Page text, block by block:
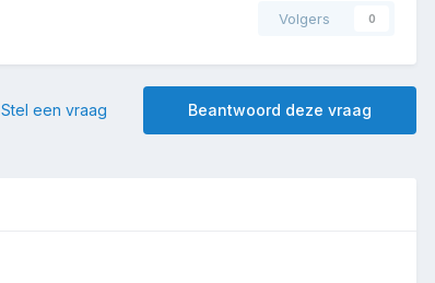
Volgers 0
Beantwoord deze vraag
Stel een vraag